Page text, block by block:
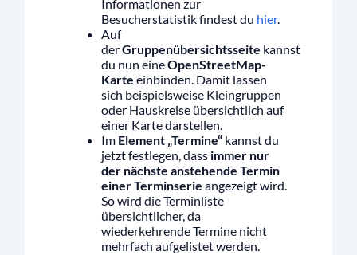
Informationen zur
Besucherstatistik findest du hier.
Auf
derGruppenübersichtsseite kannst
du nun eineOpenStreetMap-
Karte einbinden. Damit lassen
sich beispielsweise Kleingruppen
oder Hauskreise übersichtlich auf
einer Karte darstellen.
Im Element „Termine“ kannst du
jetzt festlegen, dass immer nur
der nächste anstehende Termin
einer Terminserie angezeigt wird.
So wird die Terminliste
übersichtlicher, da
wiederkehrende Termine nicht
mehrfach aufgelistet werden.